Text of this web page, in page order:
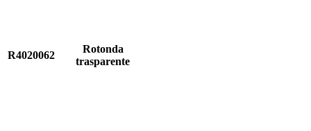
R4020062
Rotonda
trasparente